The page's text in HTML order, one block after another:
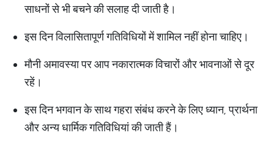
साधनों से भी बचने की सलाह दी जाती है।
इस दिन विलासितापूर्ण गतिविधियों में शामिल नहीं होना चाहिए।
मौनी अमावस्या पर आप नकारात्मक विचारों और भावनाओं से दूर
रहें।
इस दिन भगवान के साथ गहरा संबंध करने के लिए ध्यान, प्रार्थना
और अन्य धार्मिक गतिविधियां की जाती हैं।